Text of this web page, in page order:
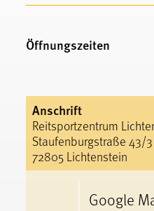
Öffnungszeiten
Anschrift
Reitsportzentrum
Staufenburgstraße 43/3
72805 Lichtenstein
Google